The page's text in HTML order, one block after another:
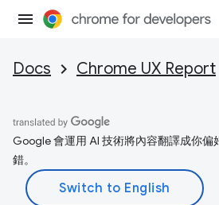
Docs Chrome UX Report
Google 會運用 AI 技術將內容翻譯成你偏
錯。